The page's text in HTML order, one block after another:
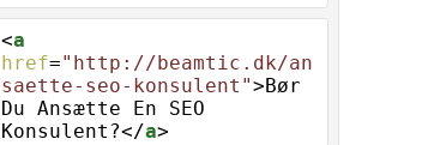
<a
href="http://beamtic.dk/an
saette-seo-konsulent">Bør
Du Ansætte En SEO
Konsulent?</a>